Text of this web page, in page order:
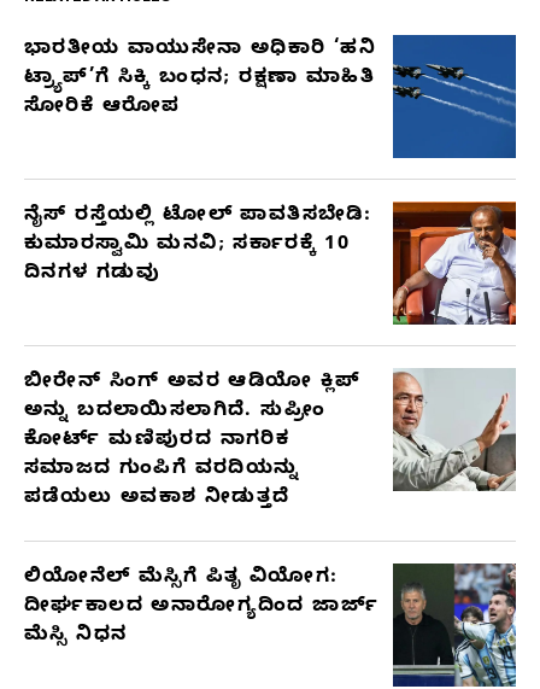
RELATED
ARTICLES
ಭಾರತೀಯ ವಾಯುಸೇನಾ ಅಧಿಕಾರಿ ‘ಹನಿ
ಟ್ರ್ಯಾಪ್’ಗೆ ಸಿಕ್ಕಿ ಬಂಧನ; ರಕ್ಷಣಾ ಮಾಹಿತಿ
ಸೋರಿಕೆ ಆರೋಪ
ನೈಸ್ ರಸ್ತೆಯಲ್ಲಿ ಟೋಲ್ ಪಾವತಿಸಬೇಡಿ:
ಕುಮಾರಸ್ವಾಮಿ ಮನವಿ; ಸರ್ಕಾರಕ್ಕೆ 10
ದಿನಗಳ ಗಡುವು
ಬೀರೇನ್ ಸಿಂಗ್ ಅವರ ಆಡಿಯೋ ಕ್ಲಿಪ್
ಅನ್ನು ಬದಲಾಯಿಸಲಾಗಿದೆ. ಸುಪ್ರೀಂ
ಕೋರ್ಟ್ ಮಣಿಪುರದ ನಾಗರಿಕ
ಸಮಾಜದ ಗುಂಪಿಗೆ ವರದಿಯನ್ನು
ಪಡೆಯಲು ಅವಕಾಶ ನೀಡುತ್ತದೆ
ಲಿಯೋನೆಲ್ ಮೆಸ್ಸಿಗೆ ಪಿತೃ ವಿಯೋಗ:
ದೀರ್ಘಕಾಲದ ಅನಾರೋಗ್ಯದಿಂದ ಜಾರ್ಜ್
ಮೆಸ್ಸಿ ನಿಧನ